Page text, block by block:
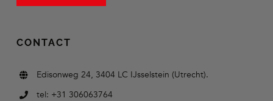
CONTACT
Edisonweg 24, 3404 LC IJsselstein (Utrecht).
tel: +31 306063764